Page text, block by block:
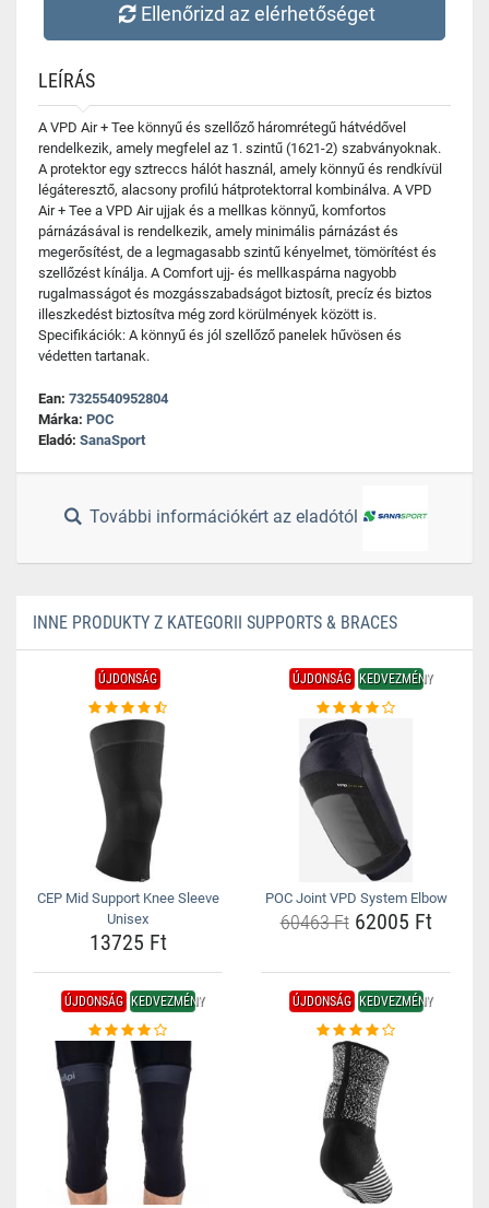
Ellenőrizd az elérhetőséget
LEÍRÁS
A VPD Air + Tee könnyű és szellőző háromrétegű hátvédővel
rendelkezik, amely megfelel az 1. szintű (1621-2) szabványoknak.
A protektor egy sztreccs hálót használ, amely könnyű és rendkívül
légáteresztő, alacsony profilú hátprotektorral kombinálva. A VPD
Air + Tee a VPD Air ujjak és a mellkas könnyű, komfortos
párnázásával is rendelkezik, amely minimális párnázást és
megerősítést, de a legmagasabb szintű kényelmet, tömörítést és
szellőzést kínálja. A Comfort ujj- és mellkaspárna nagyobb
rugalmasságot és mozgásszabadságot biztosít, precíz és biztos
illeszkedést biztosítva még zord körülmények között is.
Specifikációk: A könnyű és jól szellőző panelek hűvösen és
védetten tartanak.
Ean: 7325540952804
Márka: POC
Eladó: SanaSport
További információkért az eladótól
INNE PRODUKTY Z KATEGORII SUPPORTS & BRACES
ÚJDONSÁG
CEP Mid Support Knee Sleeve
Unisex
13725 Ft
ÚJDONSÁG KEDVEZMÉNY
POC Joint VPD System Elbow
60463 Ft62005 Ft
ÚJDONSÁG KEDVEZMÉNY ÚJDONSÁG KEDVEZMÉNY